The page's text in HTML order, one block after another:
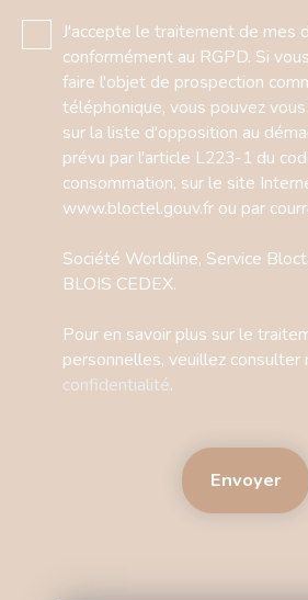
J'accepte le traitement de mes
conformément au RGPD. Si
faire l'objet de prospection
téléphonique, vous pouvez
sur la liste d'opposition au
prévu par l'article L223-1 du
consommation, sur le site
www.bloctel.gouv.fr ou par
Société Worldline, Service
BLOIS CEDEX.
Pour en savoir plus sur le
personnelles, veuillez consulter
confidentialité.
Envoyer